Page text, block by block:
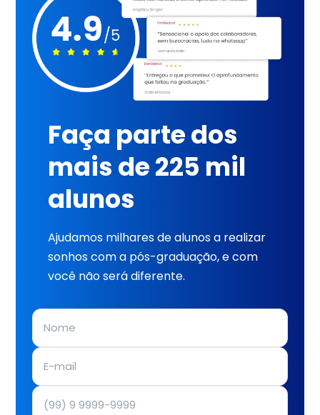
Faça parte dos
mais de 225 mil
alunos
Ajudamos milhares de alunos a realizar
sonhos com a pós-graduação, e com
você não será diferente.